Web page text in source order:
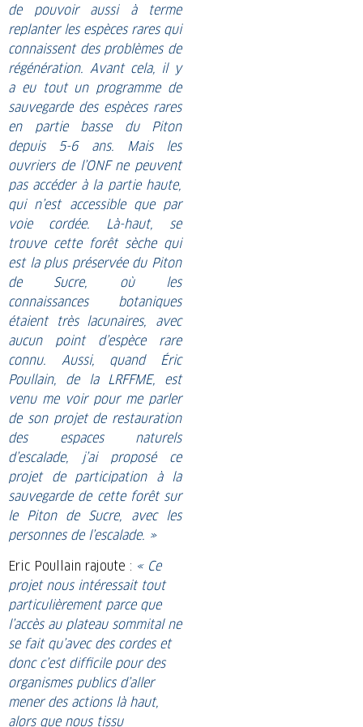
de pouvoir aussi à terme
replanter les espèces rares qui
connaissent des problèmes de
régénération. Avant cela, il y
a eu tout un programme de
sauvegarde des espèces rares
en partie basse du Piton
depuis 5-6 ans. Mais les
ouvriers de l’ONF ne peuvent
pas accéder à la partie haute,
qui n’est accessible que par
voie cordée. Là-haut, se
trouve cette forêt sèche qui
est la plus préservée du Piton
de Sucre, où les
connaissances botaniques
étaient très lacunaires, avec
aucun point d’espèce rare
connu. Aussi, quand Éric
Poullain, de la LRFFME, est
venu me voir pour me parler
de son projet de restauration
des espaces naturels
d’escalade, j’ai proposé ce
projet de participation à la
sauvegarde de cette forêt sur
le Piton de Sucre, avec les
personnes de l’escalade. »
Eric Poullain rajoute : « Ce
projet nous intéressait tout
particulièrement parce que
l’accès au plateau sommital ne
se fait qu’avec des cordes et
donc c’est difficile pour des
organismes publics d’aller
mener des actions là haut,
alors que nous tissu